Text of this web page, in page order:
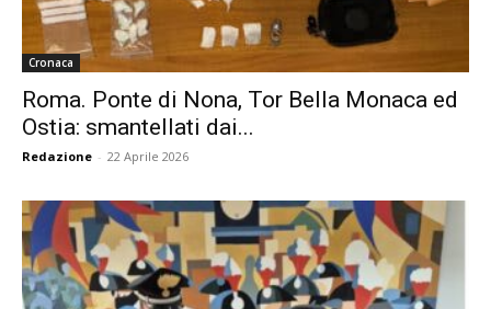
Cronaca
Roma. Ponte di Nona, Tor Bella Monaca ed
Ostia: smantellati dai...
Redazione - 22 Aprile 2026